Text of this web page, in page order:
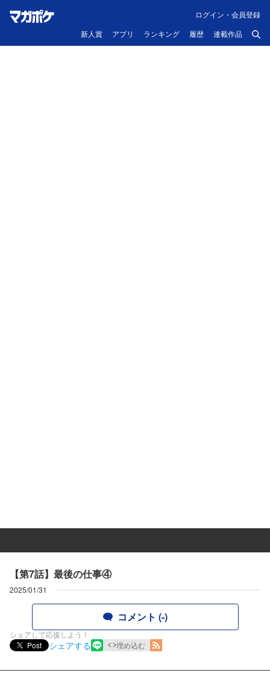
新人賞 アプリ ランキング 履歴 連載作品
ログイン・会員登録
【第7話】最後の仕事④
2025/01/31
コメント (-)
シェアして応援しよう！
Post
シェアする 埋め込む